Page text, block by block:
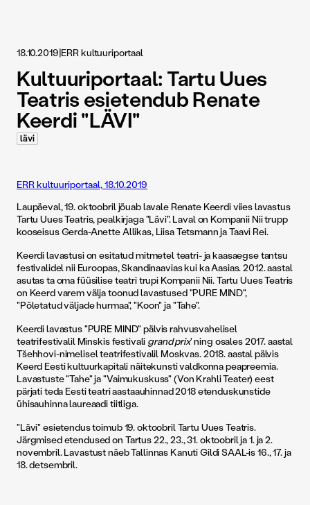
18.10.2019|ERR kultuuriportaal
Kultuuriportaal: Tartu Uues
Teatris esietendub Renate
Keerdi "LÄVI"
lävi
ERR kultuuriportaal, 18.10.2019
Laupäeval, 19. oktoobril jõuab lavale Renate Keerdi viies lavastus
Tartu Uues Teatris, pealkirjaga "Lävi". Laval on Kompanii Nii trupp
kooseisus Gerda-Anette Allikas, Liisa Tetsmann ja Taavi Rei.
Keerdi lavastusi on esitatud mitmetel teatri- ja kaasaegse tantsu
festivalidel nii Euroopas, Skandinaavias kui ka Aasias. 2012. aastal
asutas ta oma füüsilise teatri trupi Kompanii Nii. Tartu Uues Teatris
on Keerd varem välja toonud lavastused "PURE MIND",
"Põletatud väljade hurmaa", "Koon" ja "Tahe".
Keerdi lavastus "PURE MIND" pälvis rahvusvahelisel
teatrifestivalil Minskis festivali grand prix' ning osales 2017. aastal
Tšehhovi-nimelisel teatrifestivalil Moskvas. 2018. aastal pälvis
Keerd Eesti kultuurkapitali näitekunsti valdkonna peapreemia.
Lavastuste "Tahe" ja "Vaimukuskuss" (Von Krahli Teater) eest
pärjati teda Eesti teatri aastaauhinnad 2018 etenduskunstide
ühisauhinna laureaadi tiitliga.
"Lävi" esietendus toimub 19. oktoobril Tartu Uues Teatris.
Järgmised etendused on Tartus 22., 23., 31. oktoobril ja 1. ja 2.
novembril. Lavastust näeb Tallinnas Kanuti Gildi SAAL-is 16., 17. ja
18. detsembril.